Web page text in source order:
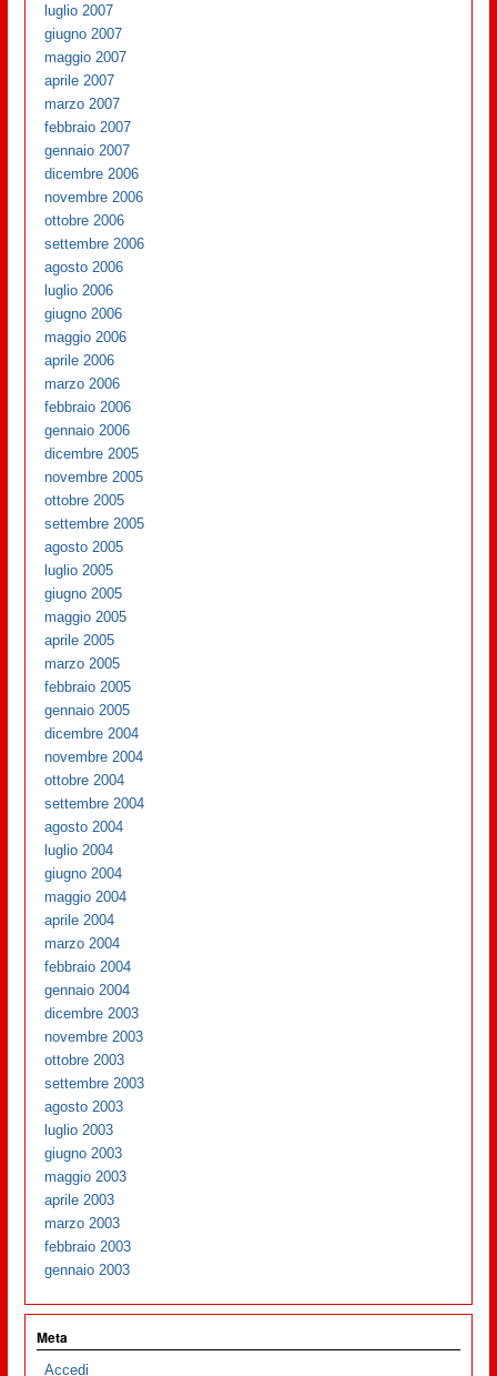
luglio 2007
giugno 2007
maggio 2007
aprile 2007
marzo 2007
febbraio 2007
gennaio 2007
dicembre 2006
novembre 2006
ottobre 2006
settembre 2006
agosto 2006
luglio 2006
giugno 2006
maggio 2006
aprile 2006
marzo 2006
febbraio 2006
gennaio 2006
dicembre 2005
novembre 2005
ottobre 2005
settembre 2005
agosto 2005
luglio 2005
giugno 2005
maggio 2005
aprile 2005
marzo 2005
febbraio 2005
gennaio 2005
dicembre 2004
novembre 2004
ottobre 2004
settembre 2004
agosto 2004
luglio 2004
giugno 2004
maggio 2004
aprile 2004
marzo 2004
febbraio 2004
gennaio 2004
dicembre 2003
novembre 2003
ottobre 2003
settembre 2003
agosto 2003
luglio 2003
giugno 2003
maggio 2003
aprile 2003
marzo 2003
febbraio 2003
gennaio 2003
Meta
Accedi